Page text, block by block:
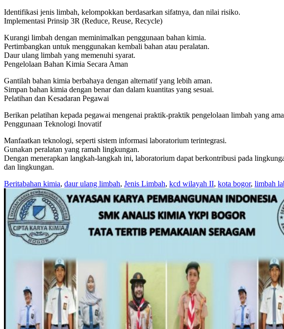
Identifikasi jenis limbah, kelompokkan berdasarkan sifatnya, dan nilai risiko.
Implementasi Prinsip 3R (Reduce, Reuse, Recycle)
Kurangi limbah dengan meminimalkan penggunaan bahan kimia.
Pertimbangkan untuk menggunakan kembali bahan atau peralatan.
Daur ulang limbah yang memenuhi syarat.
Pengelolaan Bahan Kimia Secara Aman
Gantilah bahan kimia berbahaya dengan alternatif yang lebih aman.
Simpan bahan kimia dengan benar dan dalam kuantitas yang sesuai.
Pelatihan dan Kesadaran Pegawai
Berikan pelatihan kepada pegawai mengenai praktik-praktik pengelolaan limbah yang
Penggunaan Teknologi Inovatif
Manfaatkan teknologi, seperti sistem informasi laboratorium terintegrasi.
Gunakan peralatan yang ramah lingkungan.
Dengan menerapkan langkah-langkah ini, laboratorium dapat berkontribusi pada
dan lingkungan.
Beritabahan kimia, daur ulang limbah, Jenis Limbah, kcd wilayah II, kota bogor, limbah